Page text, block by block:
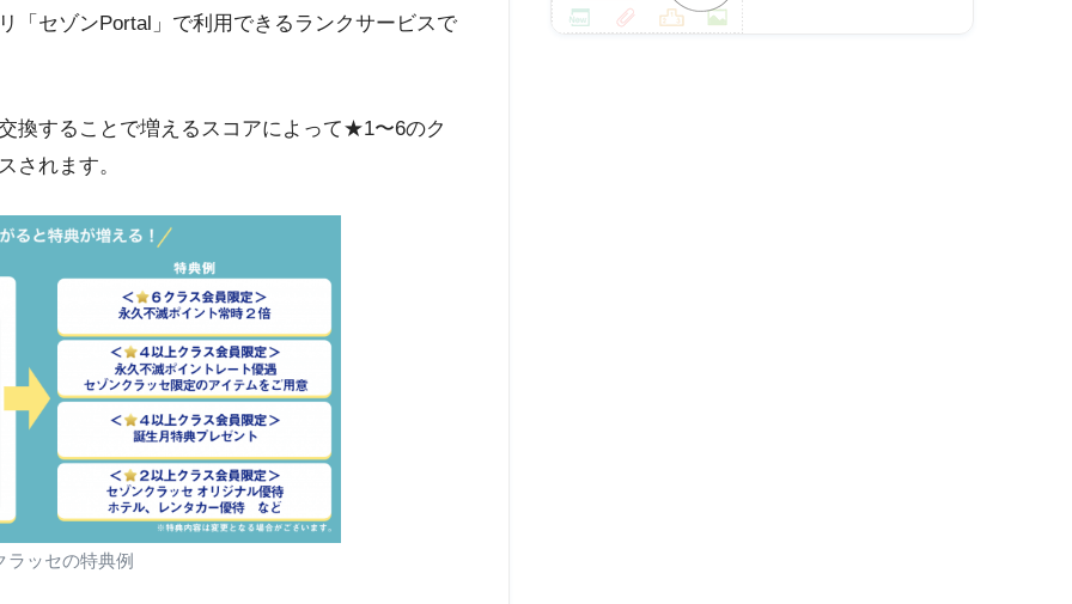
「セゾンPortal」で利用できるランクサービスで
換することで増えるスコアによって★1〜6のク
されます。
ラッセの特典例